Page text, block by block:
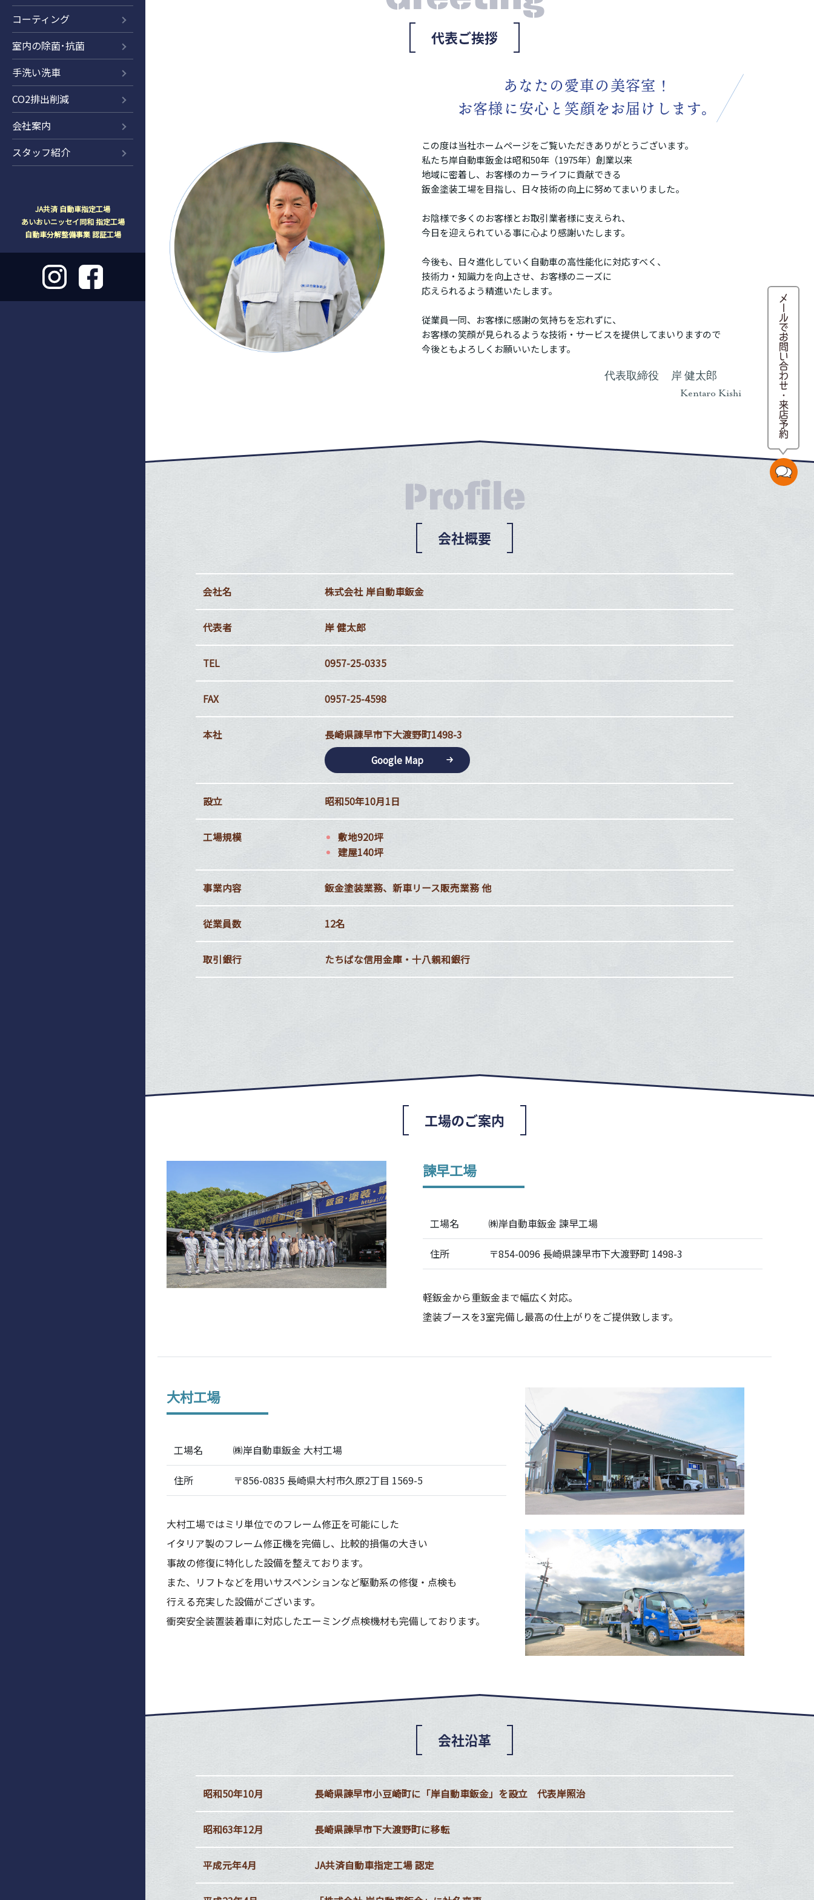
コーティング
室内の除菌･抗菌
手洗い洗車
CO2排出削減
会社案内
スタッフ紹介
JA共済 自動車指定工場
あいおいニッセイ同和 指定工場
自動車分解整備事業 認証工場
メールでお問い合わせ・来店予約
代表ご挨拶
あなたの愛車の美容室！
お客様に安心と笑顔をお届けします。
この度は当社ホームページをご覧いただきありがとうございます。
私たち岸自動車鈑金は昭和50年（1975年）創業以来
地域に密着し、お客様のカーライフに貢献できる
鈑金塗装工場を目指し、日々技術の向上に努めてまいりました。
お陰様で多くのお客様とお取引業者様に支えられ、
今日を迎えられている事に心より感謝いたします。
今後も、日々進化していく自動車の高性能化に対応すべく、
技術力・知識力を向上させ、お客様のニーズに
応えられるよう精進いたします。
従業員一同、お客様に感謝の気持ちを忘れずに、
お客様の笑顔が見られるような技術・サービスを提供してまいりますので
今後ともよろしくお願いいたします。
岸 健太郎
Kentaro Kishi
Profile
会社概要
会社名 株式会社 岸自動車鈑金
代表者 岸 健太郎
TEL 0957-25-0335
FAX 0957-25-4598
本社
長崎県諌早市下大渡野町1498-3
Google Map
設立 昭和50年10月1日
工場規模
敷地920坪
建屋140坪
事業内容 鈑金塗装業務、新車リース販売業務 他
従業員数 12名
取引銀行 たちばな信用金庫・十八親和銀行
工場のご案内
諫早工場
工場名 ㈱岸自動車鈑金 諫早工場
住所 〒854-0096 長崎県諫早市下大渡野町 1498-3
軽鈑金から重鈑金まで幅広く対応。
塗装ブースを3室完備し最高の仕上がりをご提供致します。
大村工場
工場名 ㈱岸自動車鈑金 大村工場
住所 〒856-0835 長崎県大村市久原2丁目 1569-5
大村工場ではミリ単位でのフレーム修正を可能にした
イタリア製のフレーム修正機を完備し、比較的損傷の大きい
事故の修復に特化した設備を整えております。
また、リフトなどを用いサスペンションなど駆動系の修復・点検も
行える充実した設備がございます。
衝突安全装置装着車に対応したエーミング点検機材も完備しております。
会社沿革
昭和50年10月 長崎県諫早市小豆崎町に「岸自動車鈑金」を設立 代表岸照治
昭和63年12月 長崎県諫早市下大渡野町に移転
平成元年4月 JA共済自動車指定工場 認定